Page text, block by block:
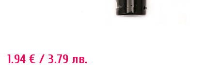
1.94€ / 3.79 лв.